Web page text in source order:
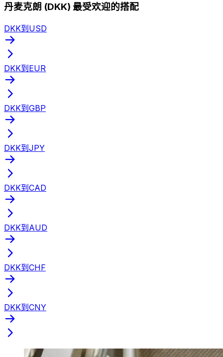
丹麦克朗 (DKK) 最受欢迎的搭配
DKK到USD
DKK到EUR
DKK到GBP
DKK到JPY
DKK到CAD
DKK到AUD
DKK到CHF
DKK到CNY